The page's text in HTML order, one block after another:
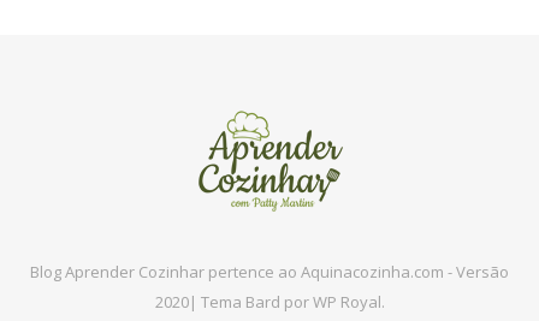
Blog Aprender Cozinhar pertence ao Aquinacozinha.com - Versão
2020| Tema Bard porWP Royal.